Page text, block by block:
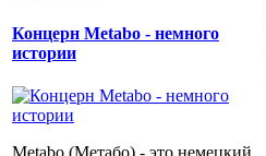
Концерн Metabo - немного
истории